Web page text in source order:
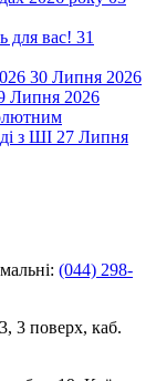
для вас! 31
30 Липня 2026
Липня 2026
з ШІ 27 Липня
(044) 298-
3 поверх, каб.